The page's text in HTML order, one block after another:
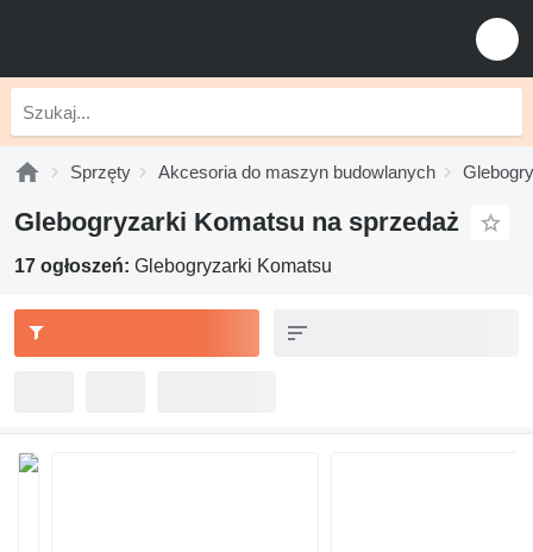
Sprzęty Akcesoria do maszyn budowlanych
Glebogryzarki Komatsu na sprzedaż
17 ogłoszeń: Glebogryzarki Komatsu